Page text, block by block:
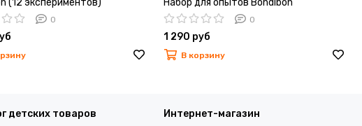
воды0
"Строительные конструкции"
0
1 290 руб
В корзину
детских товаров
Интернет-магазин